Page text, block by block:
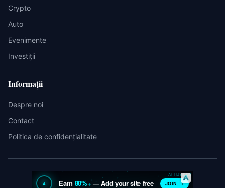
Crypto
Auto
Evenimente
Investiții
Informații
Despre noi
Contact
Politica de confidențialitate